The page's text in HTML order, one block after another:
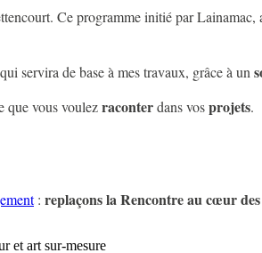
Ce programme initié par Lainamac,
servira de base à mes travaux, grâce à un
que vous voulezraconterdans vosprojets.
: replaçons la Rencontre au cœur